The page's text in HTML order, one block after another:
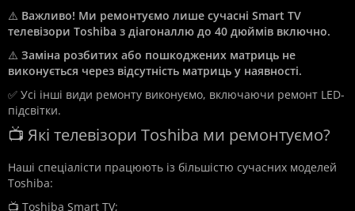
⚠️ Важливо! Ми ремонтуємо лише сучасні Smart TV
телевізори Toshiba з діагоналлю до 40 дюймів включно.
⚠️ Заміна розбитих або пошкоджених матриць не
виконується через відсутність матриць у наявності.
✅ Усі інші види ремонту виконуємо, включаючи ремонт LED-
підсвітки.
📺 Які телевізори Toshiba ми ремонтуємо?
Наші спеціалісти працюють із більшістю сучасних моделей
Toshiba:
📺 Toshiba Smart TV;